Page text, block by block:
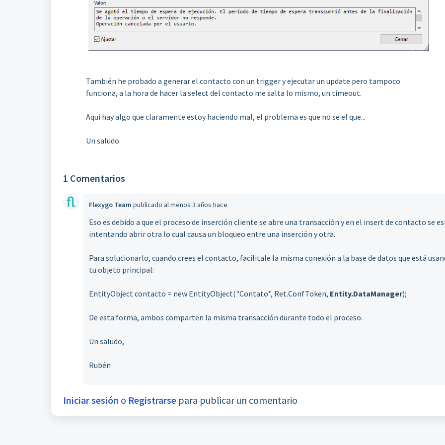
También he probado a generar el contacto con un trigger y ejecutar un update pero tampoco
funciona, a la hora de hacer la select del contacto me salta lo mismo, un timeout.
Aqui hay algo que claramente estoy haciendo mal, el problema es que no se el que...
Un saludo.
1 Comentarios
Flexygo Team publicado al menos 3 años hace
Eso es debido a que el proceso de inserción cliente se abre una transacción y en el insert de contacto se
intentando abrir otra lo cual causa un bloqueo entre una inserción y otra.
Para solucionarlo, cuando crees el contacto, facilitale la misma conexión a la base de datos que está
tu objeto principal:
EntityObject contacto = new EntityObject("Contato", Ret.ConfToken, Entity.DataManager);
De esta forma, ambos comparten la misma transacción durante todo el proceso.
Un saludo,
Rubén
Iniciar sesión o Registrarse para publicar un comentario